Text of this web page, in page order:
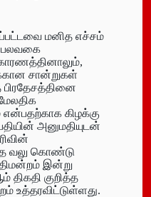
மனித எச்சம்
பலவகை
சான்றுகள்
கிழக்கு
அனுமதியுடன்
வலு கொண்டு
இன்று
திகதி குறித்த
உத்தரவிட்டுள்ளது.